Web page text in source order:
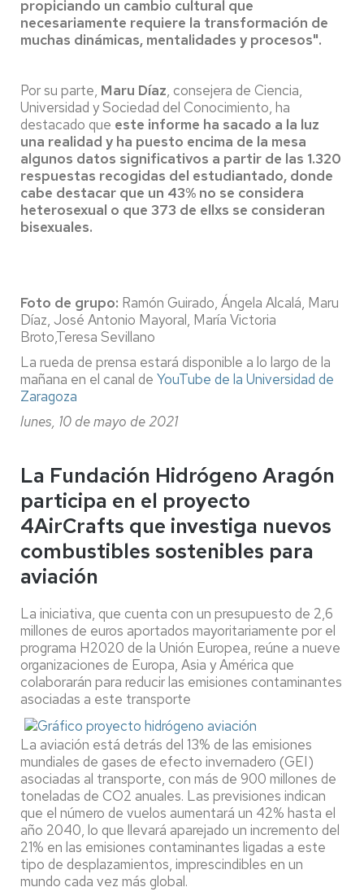
propiciando un cambio cultural que
necesariamente requiere la transformación de
muchas dinámicas, mentalidades y procesos".
Por su parte, Maru Díaz, consejera de Ciencia,
Universidad y Sociedad del Conocimiento, ha
destacado que este informe ha sacado a la luz
una realidad y ha puesto encima de la mesa
algunos datos significativos a partir de las 1.320
respuestas recogidas del estudiantado, donde
cabe destacar que un 43% no se considera
heterosexual o que 373 de ellxs se consideran
bisexuales.
Foto de grupo: Ramón Guirado, Ángela Alcalá, Maru
Díaz, José Antonio Mayoral, María Victoria
Broto,Teresa Sevillano
La rueda de prensa estará disponible a lo largo de la
mañana en el canal de YouTube de la Universidad de
Zaragoza
lunes, 10 de mayo de 2021
La Fundación Hidrógeno Aragón
participa en el proyecto
4AirCrafts que investiga nuevos
combustibles sostenibles para
aviación
La iniciativa, que cuenta con un presupuesto de 2,6
millones de euros aportados mayoritariamente por el
programa H2020 de la Unión Europea, reúne a nueve
organizaciones de Europa, Asia y América que
colaborarán para reducir las emisiones contaminantes
asociadas a este transporte
La aviación está detrás del 13% de las emisiones
mundiales de gases de efecto invernadero (GEI)
asociadas al transporte, con más de 900 millones de
toneladas de CO2 anuales. Las previsiones indican
que el número de vuelos aumentará un 42% hasta el
año 2040, lo que llevará aparejado un incremento del
21% en las emisiones contaminantes ligadas a este
tipo de desplazamientos, imprescindibles en un
mundo cada vez más global.